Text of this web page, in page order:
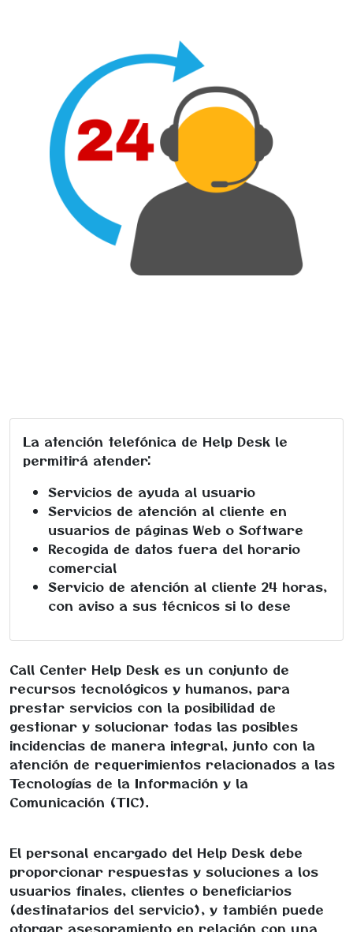
La atención telefónica de Help Desk le
permitirá atender:
Servicios de ayuda al usuario
Servicios de atención al cliente en
usuarios de páginas Web o Software
Recogida de datos fuera del horario
comercial
Servicio de atención al cliente 24 horas,
con aviso a sus técnicos si lo dese
Call Center Help Desk es un conjunto de
recursos tecnológicos y humanos, para
prestar servicios con la posibilidad de
gestionar y solucionar todas las posibles
incidencias de manera integral, junto con la
atención de requerimientos relacionados a las
Tecnologías de la Información y la
Comunicación (TIC).
El personal encargado del Help Desk debe
proporcionar respuestas y soluciones a los
usuarios finales, clientes o beneficiarios
(destinatarios del servicio), y también puede
otorgar asesoramiento en relación con una